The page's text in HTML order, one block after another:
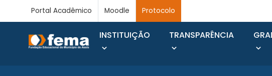
Portal Acadêmico Moodle Protocolo
INSTITUIÇÃO TRANSPARÊNCIA